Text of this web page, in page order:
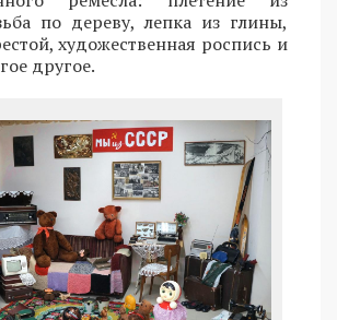
по дереву, лепка из глины,
художественная роспись и
другое.